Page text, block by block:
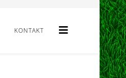
KONTAKT